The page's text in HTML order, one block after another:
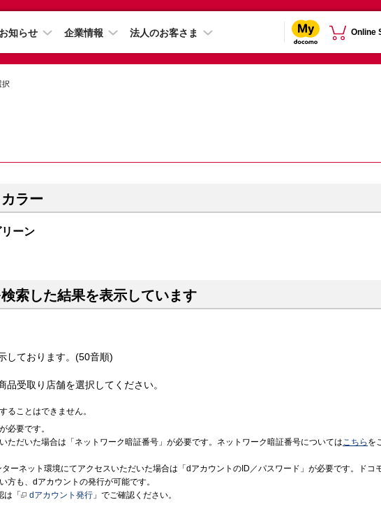
お知らせ 企業情報 法人のお客さま Online
択
ラー
ーン
索した結果を表示しています
しております。(50音順)
品受取り店舗を選択してください。
ることはできません。
必要です。
ただいた場合は「ネットワーク暗証番号」が必要です。ネットワーク暗証番号についてはこちら を
ーネット環境にてアクセスいただいた場合は「dアカウントのID／パスワード」が必要です。ドコ
方も、dアカウントの発行が可能です。
は「
dアカウント発行 」でご確認ください。